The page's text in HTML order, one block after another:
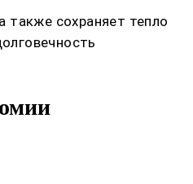
также сохраняет тепло